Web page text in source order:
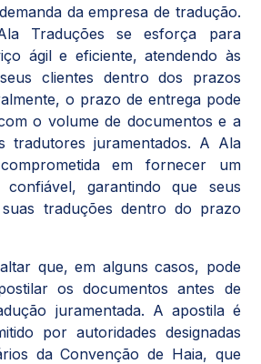
da empresa de tradução.
Traduções se esforça para
ágil e eficiente, atendendo às
clientes dentro dos prazos
o prazo de entrega pode
o volume de documentos e a
tradutores juramentados. A Ala
em fornecer um
garantindo que seus
traduções dentro do prazo
que, em alguns casos, pode
os documentos antes de
juramentada. A apostila é
por autoridades designadas
da Convenção de Haia, que